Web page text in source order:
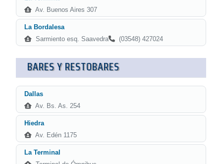
Av. Buenos Aires 307
La Bordalesa
Sarmiento esq. Saavedra
(03548) 427024
BARES Y RESTOBARES
Dallas
Av. Bs. As. 254
Hiedra
Av. Edén 1175
La Terminal